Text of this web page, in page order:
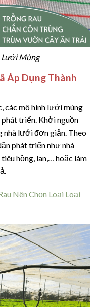
Lưới Mùng
Áp Dụng Thành
các mô hình lưới mùng
triển. Khởi nguồn
nhà lưới đơn giản. Theo
phát triển như nhà
hồng, lan,… hoặc làm
Nên Chọn Loại Loại